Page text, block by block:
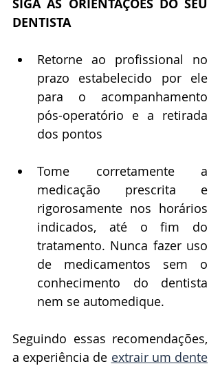
SIGA AS ORIENTAÇÕES DO SEU
DENTISTA
Retorne ao profissional no
prazo estabelecido por ele
para o acompanhamento
pós-operatório e a retirada
dos pontos
Tome corretamente a
medicação prescrita e
rigorosamente nos horários
indicados, até o fim do
tratamento. Nunca fazer uso
de medicamentos sem o
conhecimento do dentista
nem se automedique.
Seguindo essas recomendações,
a experiência de extrair um dente